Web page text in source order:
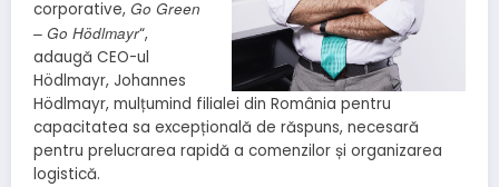
corporative, Go Green
– Go Hödlmayr“,
adaugă CEO-ul
Hödlmayr, Johannes
Hödlmayr, mulțumind filialei din România pentru
capacitatea sa excepțională de răspuns, necesară
pentru prelucrarea rapidă a comenzilor și organizarea
logistică.